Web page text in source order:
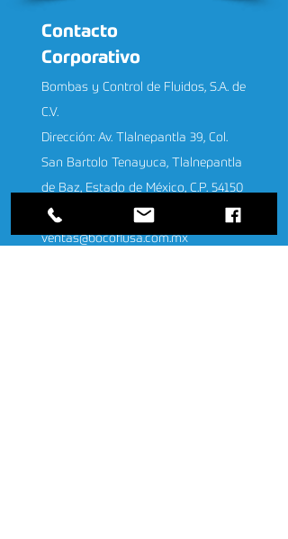
Contacto
Corporativo
Bombas y Control de Fluidos, S.A. de
C.V.
Dirección: Av. Tlalnepantla 39, Col.
San Bartolo Tenayuca, Tlalnepantla
de Baz, Estado de México, C.P. 54150
Tel:
(55) 5587 5075
ventas@bocoflusa.com.mx